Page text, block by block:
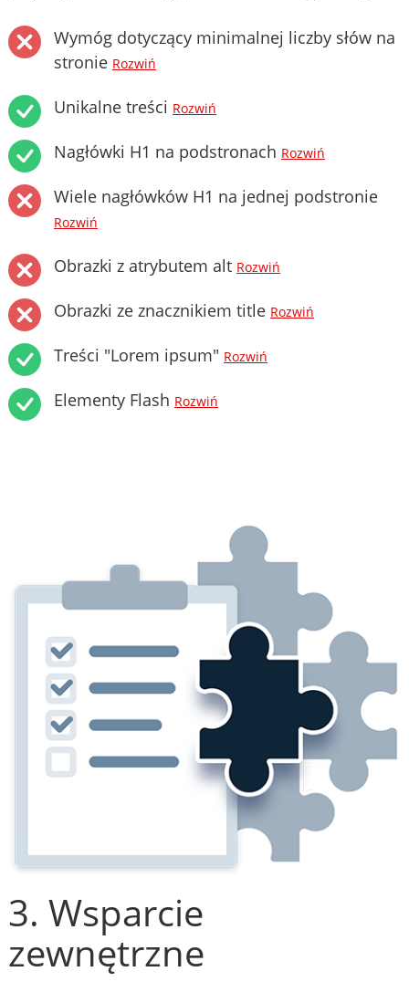
Wymóg dotyczący minimalnej liczby słów na
stronie Rozwiń
Unikalne treści Rozwiń
Nagłówki H1 na podstronach Rozwiń
Wiele nagłówków H1 na jednej podstronie
Rozwiń
Obrazki z atrybutem alt Rozwiń
Obrazki ze znacznikiem title Rozwiń
Treści "Lorem ipsum" Rozwiń
Elementy Flash Rozwiń
3. Wsparcie
zewnętrzne